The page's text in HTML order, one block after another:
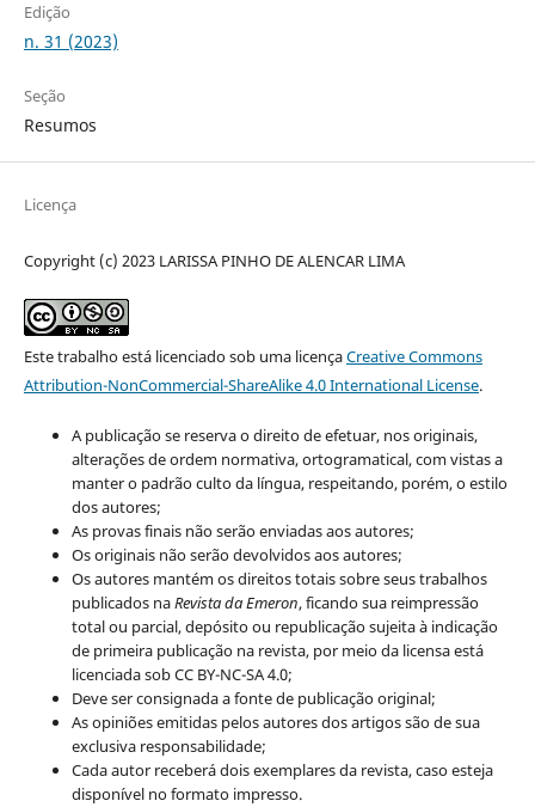
Edição
n. 31 (2023)
Seção
Resumos
Licença
Copyright (c) 2023 LARISSA PINHO DE ALENCAR LIMA
Este trabalho está licenciado sob uma licençaCreative Commons
Attribution-NonCommercial-ShareAlike 4.0 International License.
A publicação se reserva o direito de efetuar, nos originais,
alterações de ordem normativa, ortogramatical, com vistas a
manter o padrão culto da língua, respeitando, porém, o estilo
dos autores;
As provas finais não serão enviadas aos autores;
Os originais não serão devolvidos aos autores;
Os autores mantém os direitos totais sobre seus trabalhos
publicados naRevista da Emeron, ficando sua reimpressão
total ou parcial, depósito ou republicação sujeita à indicação
de primeira publicação na revista, por meio da licensa está
licenciada sob CC BY-NC-SA 4.0;
Deve ser consignada a fonte de publicação original;
As opiniões emitidas pelos autores dos artigos são de sua
exclusiva responsabilidade;
Cada autor receberá dois exemplares da revista, caso esteja
disponível no formato impresso.